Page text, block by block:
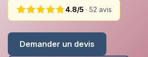
4.8/5 · 52 avis
Demander un devis